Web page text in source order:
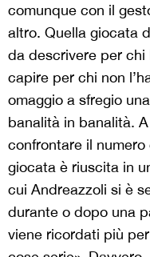
comunque con il
altro. Quella giocata
da descrivere per chi
capire per chi non
omaggio a sfregio
banalità in banalità.
confrontare il
giocata è riuscita in
cui Andreazzoli si è
durante o dopo una
viene ricordati più